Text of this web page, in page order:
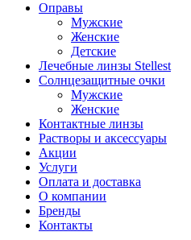
Оправы
Мужские
Женские
Детские
Лечебные линзы Stellest
Солнцезащитные очки
Мужские
Женские
Контактные линзы
Растворы и аксессуары
Акции
Услуги
Оплата и доставка
О компании
Бренды
Контакты